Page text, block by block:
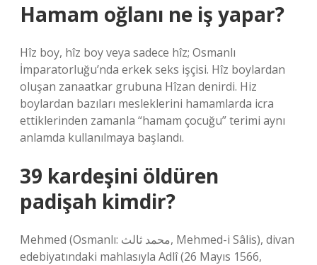
Hamam oğlanı ne iş yapar?
Hîz boy, hîz boy veya sadece hîz; Osmanlı
İmparatorluğu’nda erkek seks işçisi. Hîz boylardan
oluşan zanaatkar grubuna Hîzan denirdi. Hiz
boylardan bazıları mesleklerini hamamlarda icra
ettiklerinden zamanla “hamam çocuğu” terimi aynı
anlamda kullanılmaya başlandı.
39 kardeşini öldüren
padişah kimdir?
Mehmed (Osmanlı: محمد ثالث, Mehmed-i Sâlis), divan
edebiyatındaki mahlasıyla Adlî (26 Mayıs 1566,